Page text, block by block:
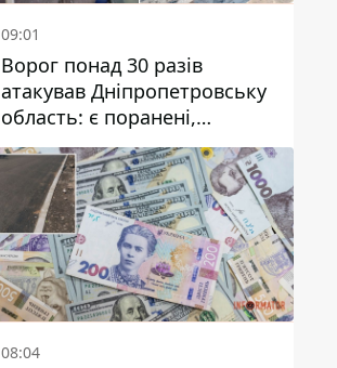
09:01
Ворог понад 30 разів
атакував Дніпропетровську
область: є поранені,
пошкоджені ліцей, будинки
та підприємства
08:04